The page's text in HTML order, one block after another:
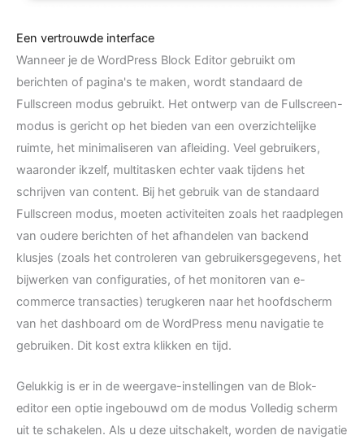
Een vertrouwde interface
Wanneer je de WordPress Block Editor gebruikt om
berichten of pagina's te maken, wordt standaard de
Fullscreen modus gebruikt. Het ontwerp van de Fullscreen-
modus is gericht op het bieden van een overzichtelijke
ruimte, het minimaliseren van afleiding. Veel gebruikers,
waaronder ikzelf, multitasken echter vaak tijdens het
schrijven van content. Bij het gebruik van de standaard
Fullscreen modus, moeten activiteiten zoals het raadplegen
van oudere berichten of het afhandelen van backend
klusjes (zoals het controleren van gebruikersgegevens, het
bijwerken van configuraties, of het monitoren van e-
commerce transacties) terugkeren naar het hoofdscherm
van het dashboard om de WordPress menu navigatie te
gebruiken. Dit kost extra klikken en tijd.
Gelukkig is er in de weergave-instellingen van de Blok-
editor een optie ingebouwd om de modus Volledig scherm
uit te schakelen. Als u deze uitschakelt, worden de navigatie